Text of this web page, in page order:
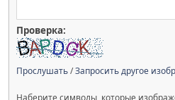
Проверка:
Прослушать/Запросить другое